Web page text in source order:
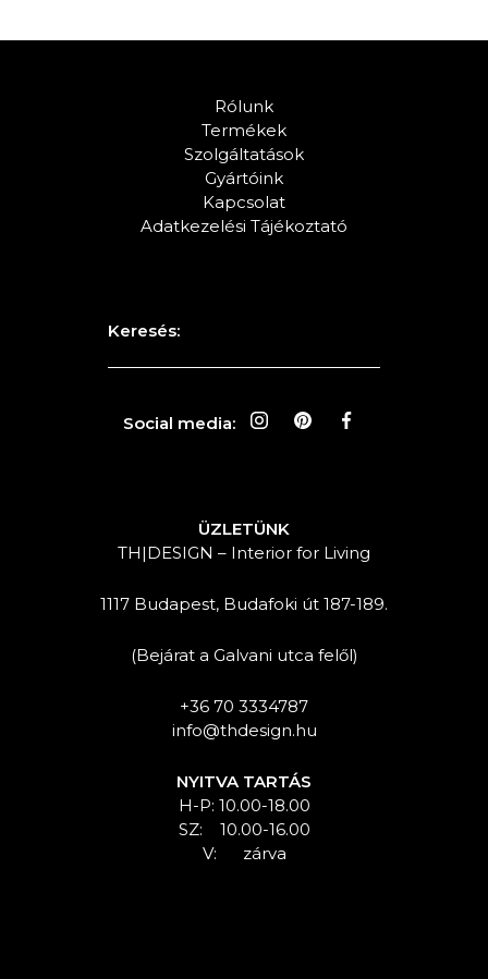
Rólunk
Termékek
Szolgáltatások
Gyártóink
Kapcsolat
Adatkezelési Tájékoztató
Keresés:
Social media:
ÜZLETÜNK
TH|DESIGN – Interior for Living
1117 Budapest, Budafoki út 187-189.
(Bejárat a Galvani utca felől)
+36 70 3334787
info@thdesign.hu
NYITVA TARTÁS
H-P: 10.00-18.00
SZ: 10.00-16.00
V: zárva